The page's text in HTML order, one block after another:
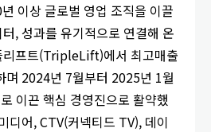
이상 글로벌 영업 조직을 이끌
, 성과를 유기적으로 연결해 온
리프트(TripleLift)에서 최고매출
며 2024년 7월부터 2025년 1월
이끈 핵심 경영진으로 활약했
디어, CTV(커넥티드 TV), 데이